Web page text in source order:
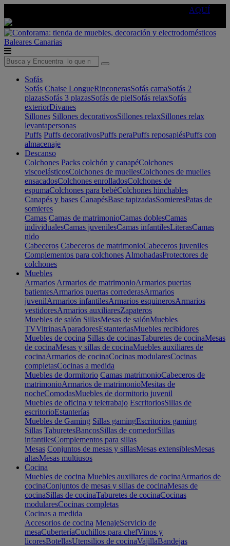
AQUÍ
Baleares Canarias
Sofás
Sofás Chaise LongueRinconerasSofás camaSofás 2
plazasSofás 3 plazasSofás de pielSofás relaxSofás
exteriorDivanes
Sillones Sillones decorativosSillones relaxSillones relax
levantapersonas
Puffs Puffs decorativosPuffs peraPuffs reposapiésPuffs con
almacenaje
Descanso
Colchones Packs colchón y canapéColchones
viscoelásticosColchones de muellesColchones de muelles
ensacadosColchones enrolladosColchones de
espumaColchones para bebéColchones hinchables
Canapés y bases CanapésBase tapizadasSomieresPatas de
somieres
Camas Camas de matrimonioCamas doblesCamas
individualesCamas juvenilesCamas infantilesLiterasCamas
nido
Cabeceros Cabeceros de matrimonioCabeceros juveniles
Complementos para colchones AlmohadasProtectores de
colchones
Muebles
Armarios Armarios de matrimonioArmarios puertas
batientesArmarios puertas correderasArmarios
juvenilArmarios infantilesArmarios esquinerosArmarios
vestidoresArmarios auxiliaresZapateros
Muebles de salón SillasMesas de salónMuebles
TVVitrinasAparadoresEstanteriasMuebles recibidores
Muebles de cocina Sillas de cocinasTaburetes de cocinaMesas
de cocinaMesas y sillas de cocinaMuebles auxiliares de
cocinaArmarios de cocinaCocinas modularesCocinas
completasCocinas a medida
Muebles de dormitorio Camas matrimonioCabeceros de
matrimonioArmarios de matrimonioMesitas de
nocheComodasMuebles de dormitorio juvenil
Muebles de oficina y teletrabajo EscritoriosSillas de
escritorioEstanterías
Muebles de Gaming Sillas gamingEscritorios gaming
Sillas TaburetesBancosSillas de comedorSillas
infantilesComplementos para sillas
Mesas Conjuntos de mesas y sillasMesas extensiblesMesas
altasMesas multiusos
Cocina
Muebles de cocina Muebles auxiliares de cocinaArmarios de
cocinaConjuntos de mesas y sillas de cocinaMesas de
cocinaSillas de cocinaTaburetes de cocinaCocinas
modularesCocinas completas
Cocinas a medida
Accesorios de cocina MenajeServicio de
mesaCuberteríaCuchillos para chefVinos y
licoresBotellasUtensilios de cocinaVajillaBandejas